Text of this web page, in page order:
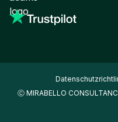
Ⓒ MIRABELLO